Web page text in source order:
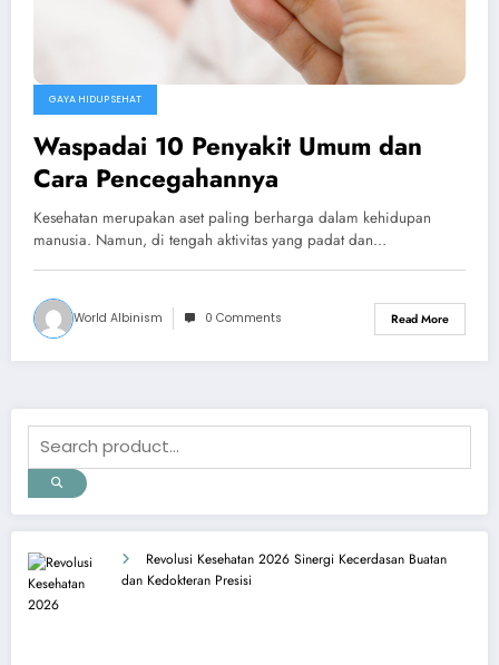
GAYA HIDUP SEHAT
Waspadai 10 Penyakit Umum dan
Cara Pencegahannya
Kesehatan merupakan aset paling berharga dalam kehidupan
manusia. Namun, di tengah aktivitas yang padat dan…
World Albinism 0 Comments Read More
Revolusi Kesehatan 2026 Sinergi Kecerdasan Buatan
dan Kedokteran Presisi